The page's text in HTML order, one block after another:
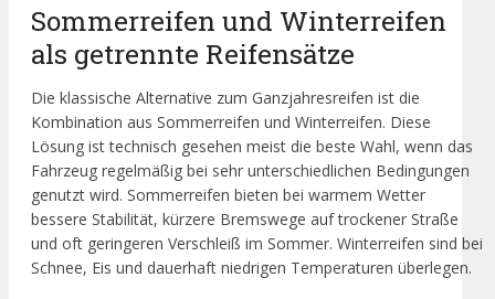
Sommerreifen und Winterreifen
als getrennte Reifensätze
Die klassische Alternative zum Ganzjahresreifen ist die
Kombination aus Sommerreifen und Winterreifen. Diese
Lösung ist technisch gesehen meist die beste Wahl, wenn das
Fahrzeug regelmäßig bei sehr unterschiedlichen Bedingungen
genutzt wird. Sommerreifen bieten bei warmem Wetter
bessere Stabilität, kürzere Bremswege auf trockener Straße
und oft geringeren Verschleiß im Sommer. Winterreifen sind bei
Schnee, Eis und dauerhaft niedrigen Temperaturen überlegen.